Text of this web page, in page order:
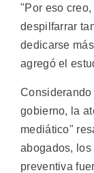
"Por eso
despilfarrar
dedicarse
agregó el
gobierno, la
mediático"
abogados,
preventiva